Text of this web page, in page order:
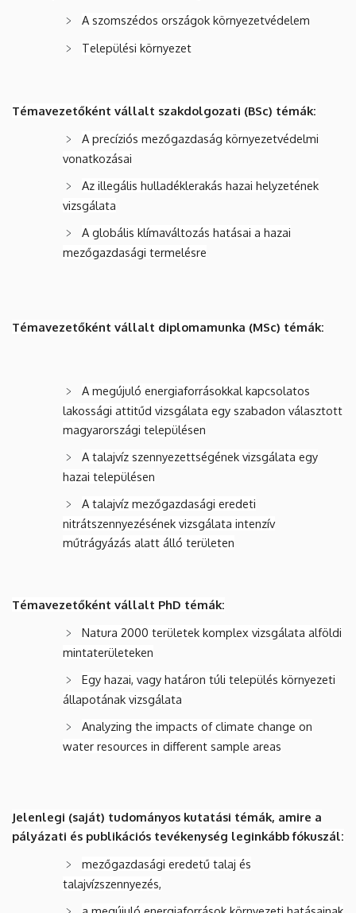
A szomszédos országok környezetvédelem
Települési környezet
Témavezetőként vállalt szakdolgozati (BSc) témák:
A precíziós mezőgazdaság környezetvédelmi
vonatkozásai
Az illegális hulladéklerakás hazai helyzetének
vizsgálata
A globális klímaváltozás hatásai a hazai
mezőgazdasági termelésre
Témavezetőként vállalt diplomamunka (MSc) témák:
A megújuló energiaforrásokkal kapcsolatos
lakossági attitűd vizsgálata egy szabadon választott
magyarországi településen
A talajvíz szennyezettségének vizsgálata egy
hazai településen
A talajvíz mezőgazdasági eredeti
nitrátszennyezésének vizsgálata intenzív
műtrágyázás alatt álló területen
Témavezetőként vállalt PhD témák:
Natura 2000 területek komplex vizsgálata alföldi
mintaterületeken
Egy hazai, vagy határon túli település környezeti
állapotának vizsgálata
Analyzing the impacts of climate change on
water resources in different sample areas
Jelenlegi (saját) tudományos kutatási témák, amire a
pályázati és publikációs tevékenység leginkább fókuszál:
mezőgazdasági eredetű talaj és
talajvízszennyezés,